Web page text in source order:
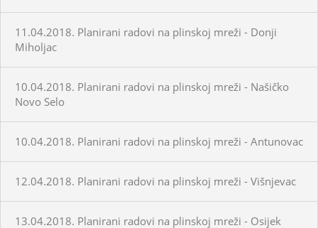
11.04.2018. Planirani radovi na plinskoj mreži - Donji
Miholjac
10.04.2018. Planirani radovi na plinskoj mreži - Našičko
Novo Selo
10.04.2018. Planirani radovi na plinskoj mreži - Antunovac
12.04.2018. Planirani radovi na plinskoj mreži - Višnjevac
13.04.2018. Planirani radovi na plinskoj mreži - Osijek